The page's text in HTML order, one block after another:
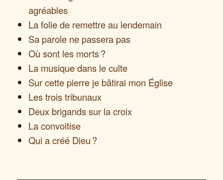
agréables
La folie de remettre au lendemain
Sa parole ne passera pas
Où sont les morts ?
La musique dans le culte
Sur cette pierre je bâtirai mon Église
Les trois tribunaux
Deux brigands sur la croix
La convoitise
Qui a créé Dieu ?